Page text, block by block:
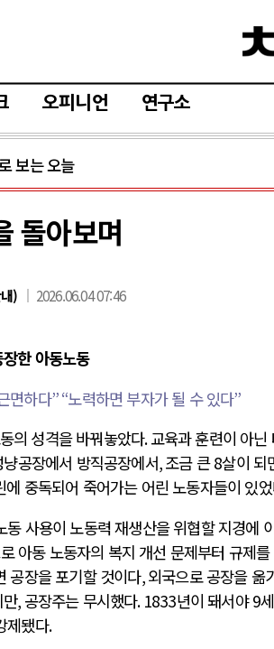
오피니언 연구소
보는 오늘
돌아보며
) 2026.06.04 07:46
한 아동노동
면하다” “노력하면 부자가 될 수 있다”
의 성격을 바꿔놓았다.교육과 훈련이 아
공장에서 방직공장에서,조금 큰8살이 되
에 중독되어 죽어가는 어린 노동자들이 있
동 사용이 노동력 재생산을 위협할 지경에
아동 노동자의 복지 개선 문제부터 규제
공장을 포기할 것이다,외국으로 공장을 옮
, 공장주는 무시했다. 1833년이 돼서야9
제됐다.
세로 글로벌 토큰 시..
상 놓고 미국 진보진영 ..
반대 투쟁은 새로운 글로..
전